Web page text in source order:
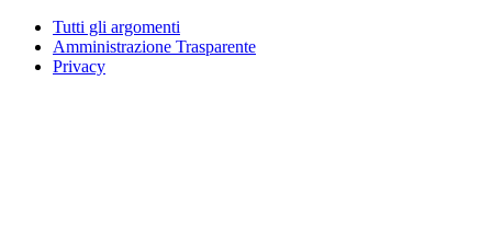
Tutti gli argomenti
Amministrazione Trasparente
Privacy